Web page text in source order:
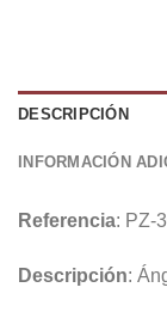
DESCRIPCIÓN
INFORMACIÓN
Referencia: PZ-
Descripción: